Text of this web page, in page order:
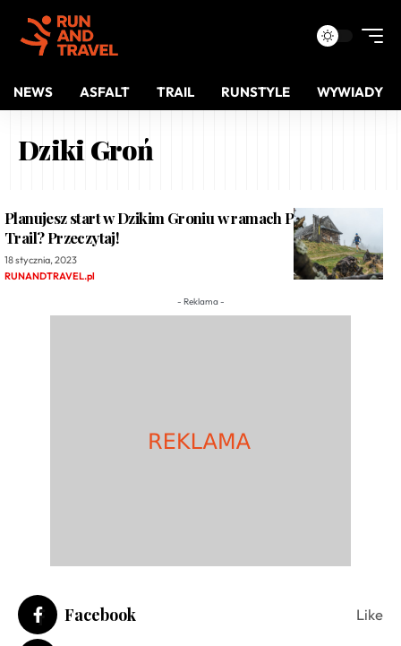
NEWS ASFALT TRAIL RUNSTYLE WYWIADY
Dziki Groń
Planujesz start w Dzikim Groniu w ramach Pieniny Ultra
Trail? Przeczytaj!
18 stycznia, 2023
RUNANDTRAVEL.pl
- Reklama -
Facebook Like